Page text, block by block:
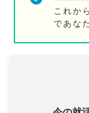
これか
であな